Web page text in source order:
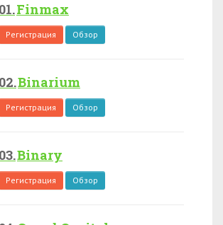
Finmax
Регистрация Обзор
Binarium
Регистрация Обзор
Binary
Регистрация Обзор